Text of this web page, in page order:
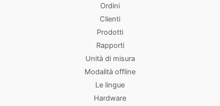
Ordini
Clienti
Prodotti
Rapporti
Unità di misura
Modalità offline
Le lingue
Hardware